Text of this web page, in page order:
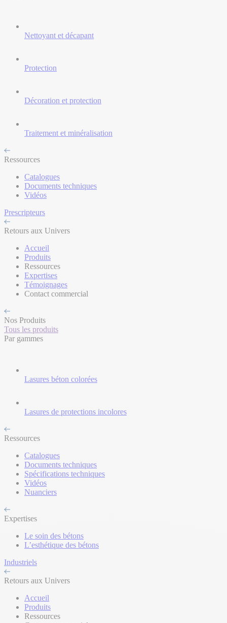
Nettoyant et décapant
Protection
Décoration et protection
Traitement et minéralisation
Ressources
Catalogues
Documents techniques
Vidéos
Prescripteurs
Retours aux Univers
Accueil
Produits
Ressources
Expertises
Témoignages
Contact commercial
Nos Produits
Tous les produits
Par gammes
Lasures béton colorées
Lasures de protections incolores
Ressources
Catalogues
Documents techniques
Spécifications techniques
Vidéos
Nuanciers
Expertises
Le soin des bétons
L’esthétique des bétons
Industriels
Retours aux Univers
Accueil
Produits
Ressources